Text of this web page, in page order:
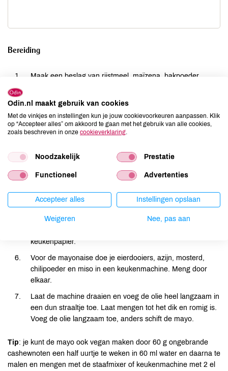
Bereiding
Maak een beslag van rijstmeel, maïzena, bakpoeder,
Schil de witte asperges en snij het houtige deel goed weg.
Snij dikke exemplaren in de lengte doormidden. Groene
asperges hoef je niet te schillen, maar ook hiervan kun je
Verhit de frituurolie voor de tempura in een kleine wok of
kookpan tot een druppel beslag erin gaat sissen.
Zet een bord met keukenpapier klaar om de tempura
daarop uit te laten lekken.
Haal de asperges door het beslag en frituur ze per 4 stuks
keukenpapier.
Voor de mayonaise doe je eierdooiers, azijn, mosterd,
chilipoeder en miso in een keukenmachine. Meng door
elkaar.
Laat de machine draaien en voeg de olie heel langzaam in
een dun straaltje toe. Laat mengen tot het dik en romig is.
Voeg de olie langzaam toe, anders schift de mayo.
Tip: je kunt de mayo ook vegan maken door 60 g ongebrande
cashewnoten een half uurtje te weken in 60 ml water en daarna te
malen en mengen met de staafmixer of keukenmachine met 2 el
Odin.nl maakt gebruik van cookies
Met de vinkjes en instellingen kun je jouw cookievoorkeuren aanpassen. Klik
op “Accepteer alles” om akkoord te gaan met het gebruik van alle cookies,
zoals beschreven in onze cookieverklaring
Noodzakelijk Prestatie
Functioneel Advertenties
Accepteer alles Instellingen opslaan
Weigeren Nee, pas aan